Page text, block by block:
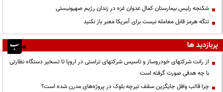
شکنجه رئیس بیمارستان کمال عدوان غزه در زندان رژیم صهیونیستی
تنگه هرمز قابل معامله نیست برای آمریکا معبر باز نکنید
پربازدید ها
از رانت‌ شرکتهای خودروساز و تاسیس شرکتهای تراستی در اروپا تا تسخیر دستگاه نظارتی
با چه هدفی صورت گرفته است
چرا قالب وافل جایگزین سقف تیرچه بلوک در پروژه‌های مدرن شده است؟